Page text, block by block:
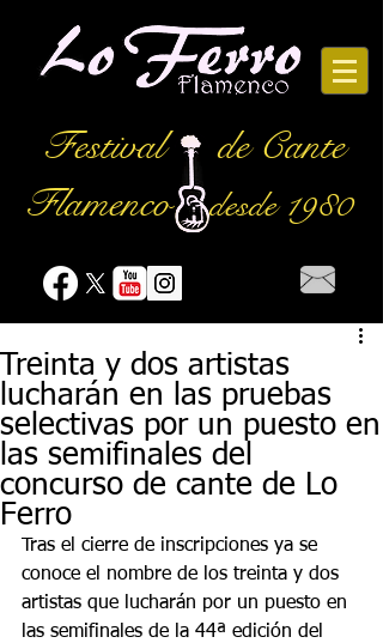
Festival
de Cante
Flamencodesde 1980
Treinta y dos artistas
lucharán en las pruebas
selectivas por un puesto en
las semifinales del
concurso de cante de Lo
Ferro
Tras el cierre de inscripciones ya se
conoce el nombre de los treinta y dos
artistas que lucharán por un puesto en
las semifinales de la 44ª edición del